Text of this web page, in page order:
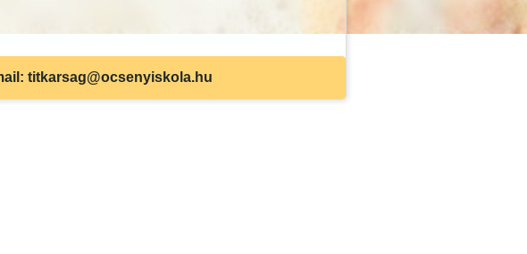
titkarsag@ocsenyiskola.hu